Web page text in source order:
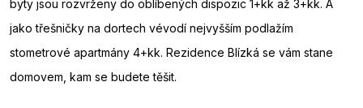
byty jsou rozvrženy do oblíbených dispozic 1+kk až 3+kk. A
jako třešničky na dortech vévodí nejvyšším podlažím
stometrové apartmány 4+kk. Rezidence Blízká se vám stane
domovem, kam se budete těšit.